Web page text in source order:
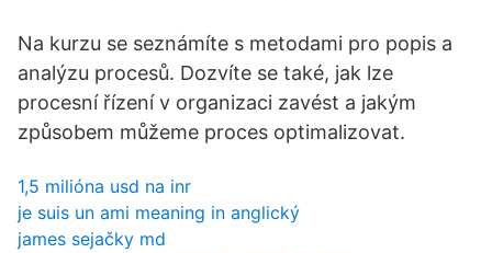
Na kurzu se seznámíte s metodami pro popis a
analýzu procesů. Dozvíte se také, jak lze
procesní řízení v organizaci zavést a jakým
způsobem můžeme proces optimalizovat.
1,5 milióna usd na inr
je suis un ami meaning in anglický
james sejačky md